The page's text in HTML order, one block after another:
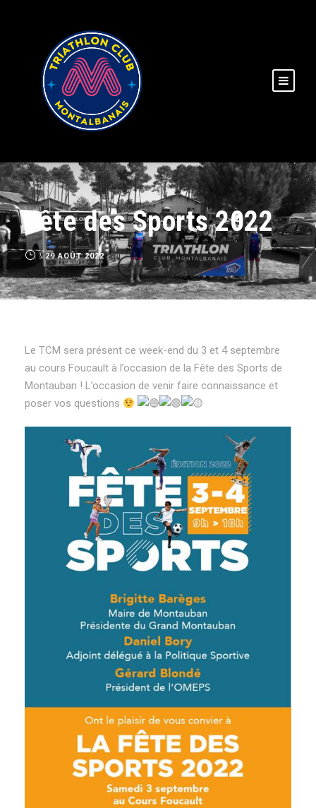
Fête des Sports 2022
29 AOÛT 2022
Le TCM sera présent ce week-end du 3 et 4 septembre
au cours Foucault à l’occasion de la Fête des Sports de
Montauban ! L’occasion de venir faire connaissance et
poser vos questions